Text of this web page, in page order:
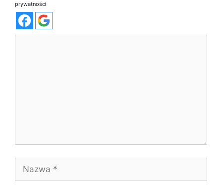
prywatności